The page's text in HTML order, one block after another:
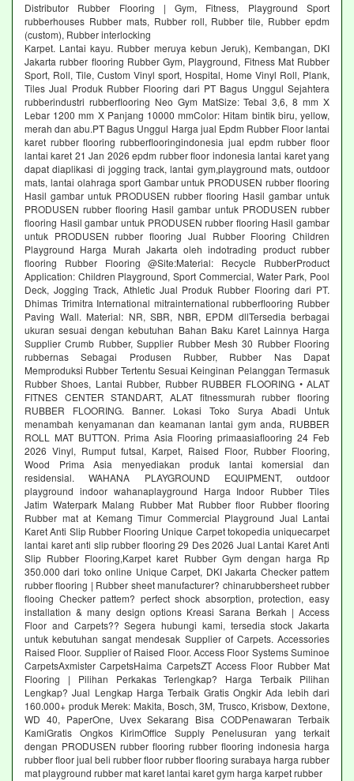
Distributor Rubber Flooring | Gym, Fitness, Playground Sport
rubberhouses Rubber mats, Rubber roll, Rubber tile, Rubber epdm
(custom), Rubber interlocking
Karpet. Lantai kayu. Rubber meruya kebun Jeruk), Kembangan, DKI
Jakarta rubber flooring Rubber Gym, Playground, Fitness Mat Rubber
Sport, Roll, Tile, Custom Vinyl sport, Hospital, Home Vinyl Roll, Plank,
Tiles Jual Produk Rubber Flooring dari PT Bagus Unggul Sejahtera
rubberindustri rubberflooring Neo Gym MatSize: Tebal 3,6, 8 mm X
Lebar 1200 mm X Panjang 10000 mmColor: Hitam bintik biru, yellow,
merah dan abu.PT Bagus Unggul Harga jual Epdm Rubber Floor lantai
karet rubber flooring rubberflooringindonesia jual epdm rubber floor
lantai karet 21 Jan 2026 epdm rubber floor indonesia lantai karet yang
dapat diaplikasi di jogging track, lantai gym,playground mats, outdoor
mats, lantai olahraga sport Gambar untuk PRODUSEN rubber flooring
Hasil gambar untuk PRODUSEN rubber flooring Hasil gambar untuk
PRODUSEN rubber flooring Hasil gambar untuk PRODUSEN rubber
flooring Hasil gambar untuk PRODUSEN rubber flooring Hasil gambar
untuk PRODUSEN rubber flooring Jual Rubber Flooring Children
Playground Harga Murah Jakarta oleh indotrading product rubber
flooring Rubber Flooring @Site:Material: Recycle RubberProduct
Application: Children Playground, Sport Commercial, Water Park, Pool
Deck, Jogging Track, Athletic Jual Produk Rubber Flooring dari PT.
Dhimas Trimitra International mitrainternational rubberflooring Rubber
Paving Wall. Material: NR, SBR, NBR, EPDM dllTersedia berbagai
ukuran sesuai dengan kebutuhan Bahan Baku Karet Lainnya Harga
Supplier Crumb Rubber, Supplier Rubber Mesh 30 Rubber Flooring
rubbernas Sebagai Produsen Rubber, Rubber Nas Dapat
Memproduksi Rubber Tertentu Sesuai Keinginan Pelanggan Termasuk
Rubber Shoes, Lantai Rubber, Rubber RUBBER FLOORING • ALAT
FITNES CENTER STANDART, ALAT fitnessmurah rubber flooring
RUBBER FLOORING. Banner. Lokasi Toko Surya Abadi Untuk
menambah kenyamanan dan keamanan lantai gym anda, RUBBER
ROLL MAT BUTTON. Prima Asia Flooring primaasiaflooring 24 Feb
2026 Vinyl, Rumput futsal, Karpet, Raised Floor, Rubber Flooring,
Wood Prima Asia menyediakan produk lantai komersial dan
residensial. WAHANA PLAYGROUND EQUIPMENT, outdoor
playground indoor wahanaplayground Harga Indoor Rubber Tiles
Jatim Waterpark Malang Rubber Mat Rubber floor Rubber flooring
Rubber mat at Kemang Timur Commercial Playground Jual Lantai
Karet Anti Slip Rubber Flooring Unique Carpet tokopedia uniquecarpet
lantai karet anti slip rubber flooring 29 Des 2026 Jual Lantai Karet Anti
Slip Rubber Flooring,Karpet karet Rubber Gym dengan harga Rp
350.000 dari toko online Unique Carpet, DKI Jakarta Checker pattem
rubber flooring | Rubber sheet manufacturer? chinarubbersheet rubber
flooing Checker pattem? perfect shock absorption, protection, easy
installation & many design options Kreasi Sarana Berkah | Access
Floor and Carpets?? Segera hubungi kami, tersedia stock Jakarta
untuk kebutuhan sangat mendesak Supplier of Carpets. Accessories
Raised Floor. Supplier of Raised Floor. Access Floor Systems Suminoe
CarpetsAxmister CarpetsHaima CarpetsZT Access Floor Rubber Mat
Flooring | Pilihan Perkakas Terlengkap? Harga Terbaik Pilihan
Lengkap? Jual Lengkap Harga Terbaik Gratis Ongkir Ada lebih dari
160.000+ produk Merek: Makita, Bosch, 3M, Trusco, Krisbow, Dextone,
WD 40, PaperOne, Uvex Sekarang Bisa CODPenawaran Terbaik
KamiGratis Ongkos KirimOffice Supply Penelusuran yang terkait
dengan PRODUSEN rubber flooring rubber flooring indonesia harga
rubber floor jual beli rubber floor rubber flooring surabaya harga rubber
mat playground rubber mat karet lantai karet gym harga karpet rubber